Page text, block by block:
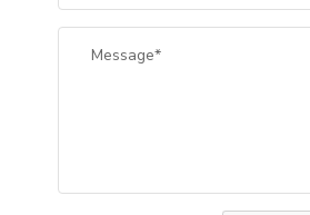
Message*